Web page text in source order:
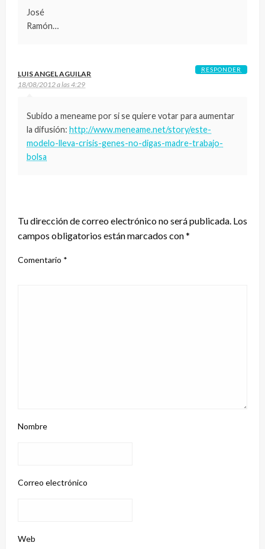
José
Ramón…
LUIS ANGEL AGUILAR
18/08/2012 a las 4:29
Subido a meneame por si se quiere votar para aumentar
la difusión: http://www.meneame.net/story/este-
modelo-lleva-crisis-genes-no-digas-madre-trabajo-
bolsa
RESPONDER
Tu dirección de correo electrónico no será publicada. Los
campos obligatorios están marcados con*
Comentario *
Nombre
Correo electrónico
Web